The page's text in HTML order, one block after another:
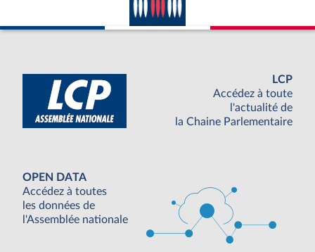
LCP
Accédez à toute
l'actualité de
la Chaine Parlementaire
OPEN DATA
Accédez à toutes
les données de
l'Assemblée nationale